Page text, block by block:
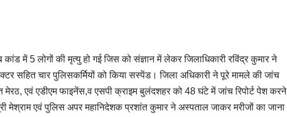
में 5 लोगों की मृत्यु हो गई जिस को संज्ञान में लेकर जिलाधिकारी रविंद्र कुमार ने
सहित चार पुलिसकर्मियों को किया सस्पेंड। जिला अधिकारी ने पूरे मामले की जांच
एवं एडीएम फाइनेंस,व एसपी क्राइम बुलंदशहर को 48 घंटे में जांच रिपोर्ट पेश करने
एवं पुलिस अपर महानिदेशक प्रशांत कुमार ने अस्पताल जाकर मरीजों का जाना